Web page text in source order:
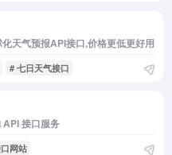
天气预报API接口,价格更低更好用
# 七日天气接口
接口服务
网站